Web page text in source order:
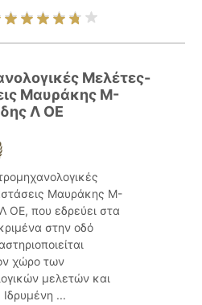
Μελέτες-
Μαυράκης Μ-
Λ ΟΕ
Μαυράκης Μ-
ΟΕ, που εδρεύει στα
στην οδό
χώρο των
μελετών και
...